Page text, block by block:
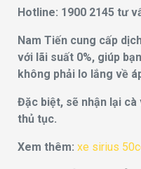
Hotline: 1900 2145 tư
Nam Tiến cung cấp
với lãi suất 0%, giúp
không phải lo lắng về
Đặc biệt, sẽ nhận lại
thủ tục.
Xem thêm: xe sirius